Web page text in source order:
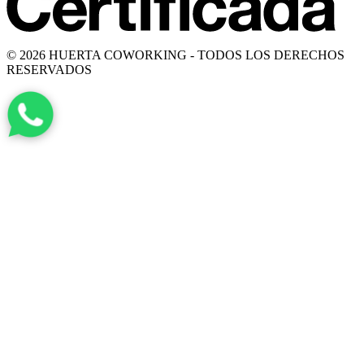
© 2026 HUERTA COWORKING - TODOS LOS DERECHOS
RESERVADOS